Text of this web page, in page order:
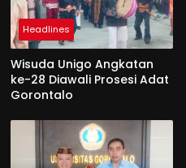
Headlines
Wisuda Unigo Angkatan
ke-28 Diawali Prosesi Adat
Gorontalo